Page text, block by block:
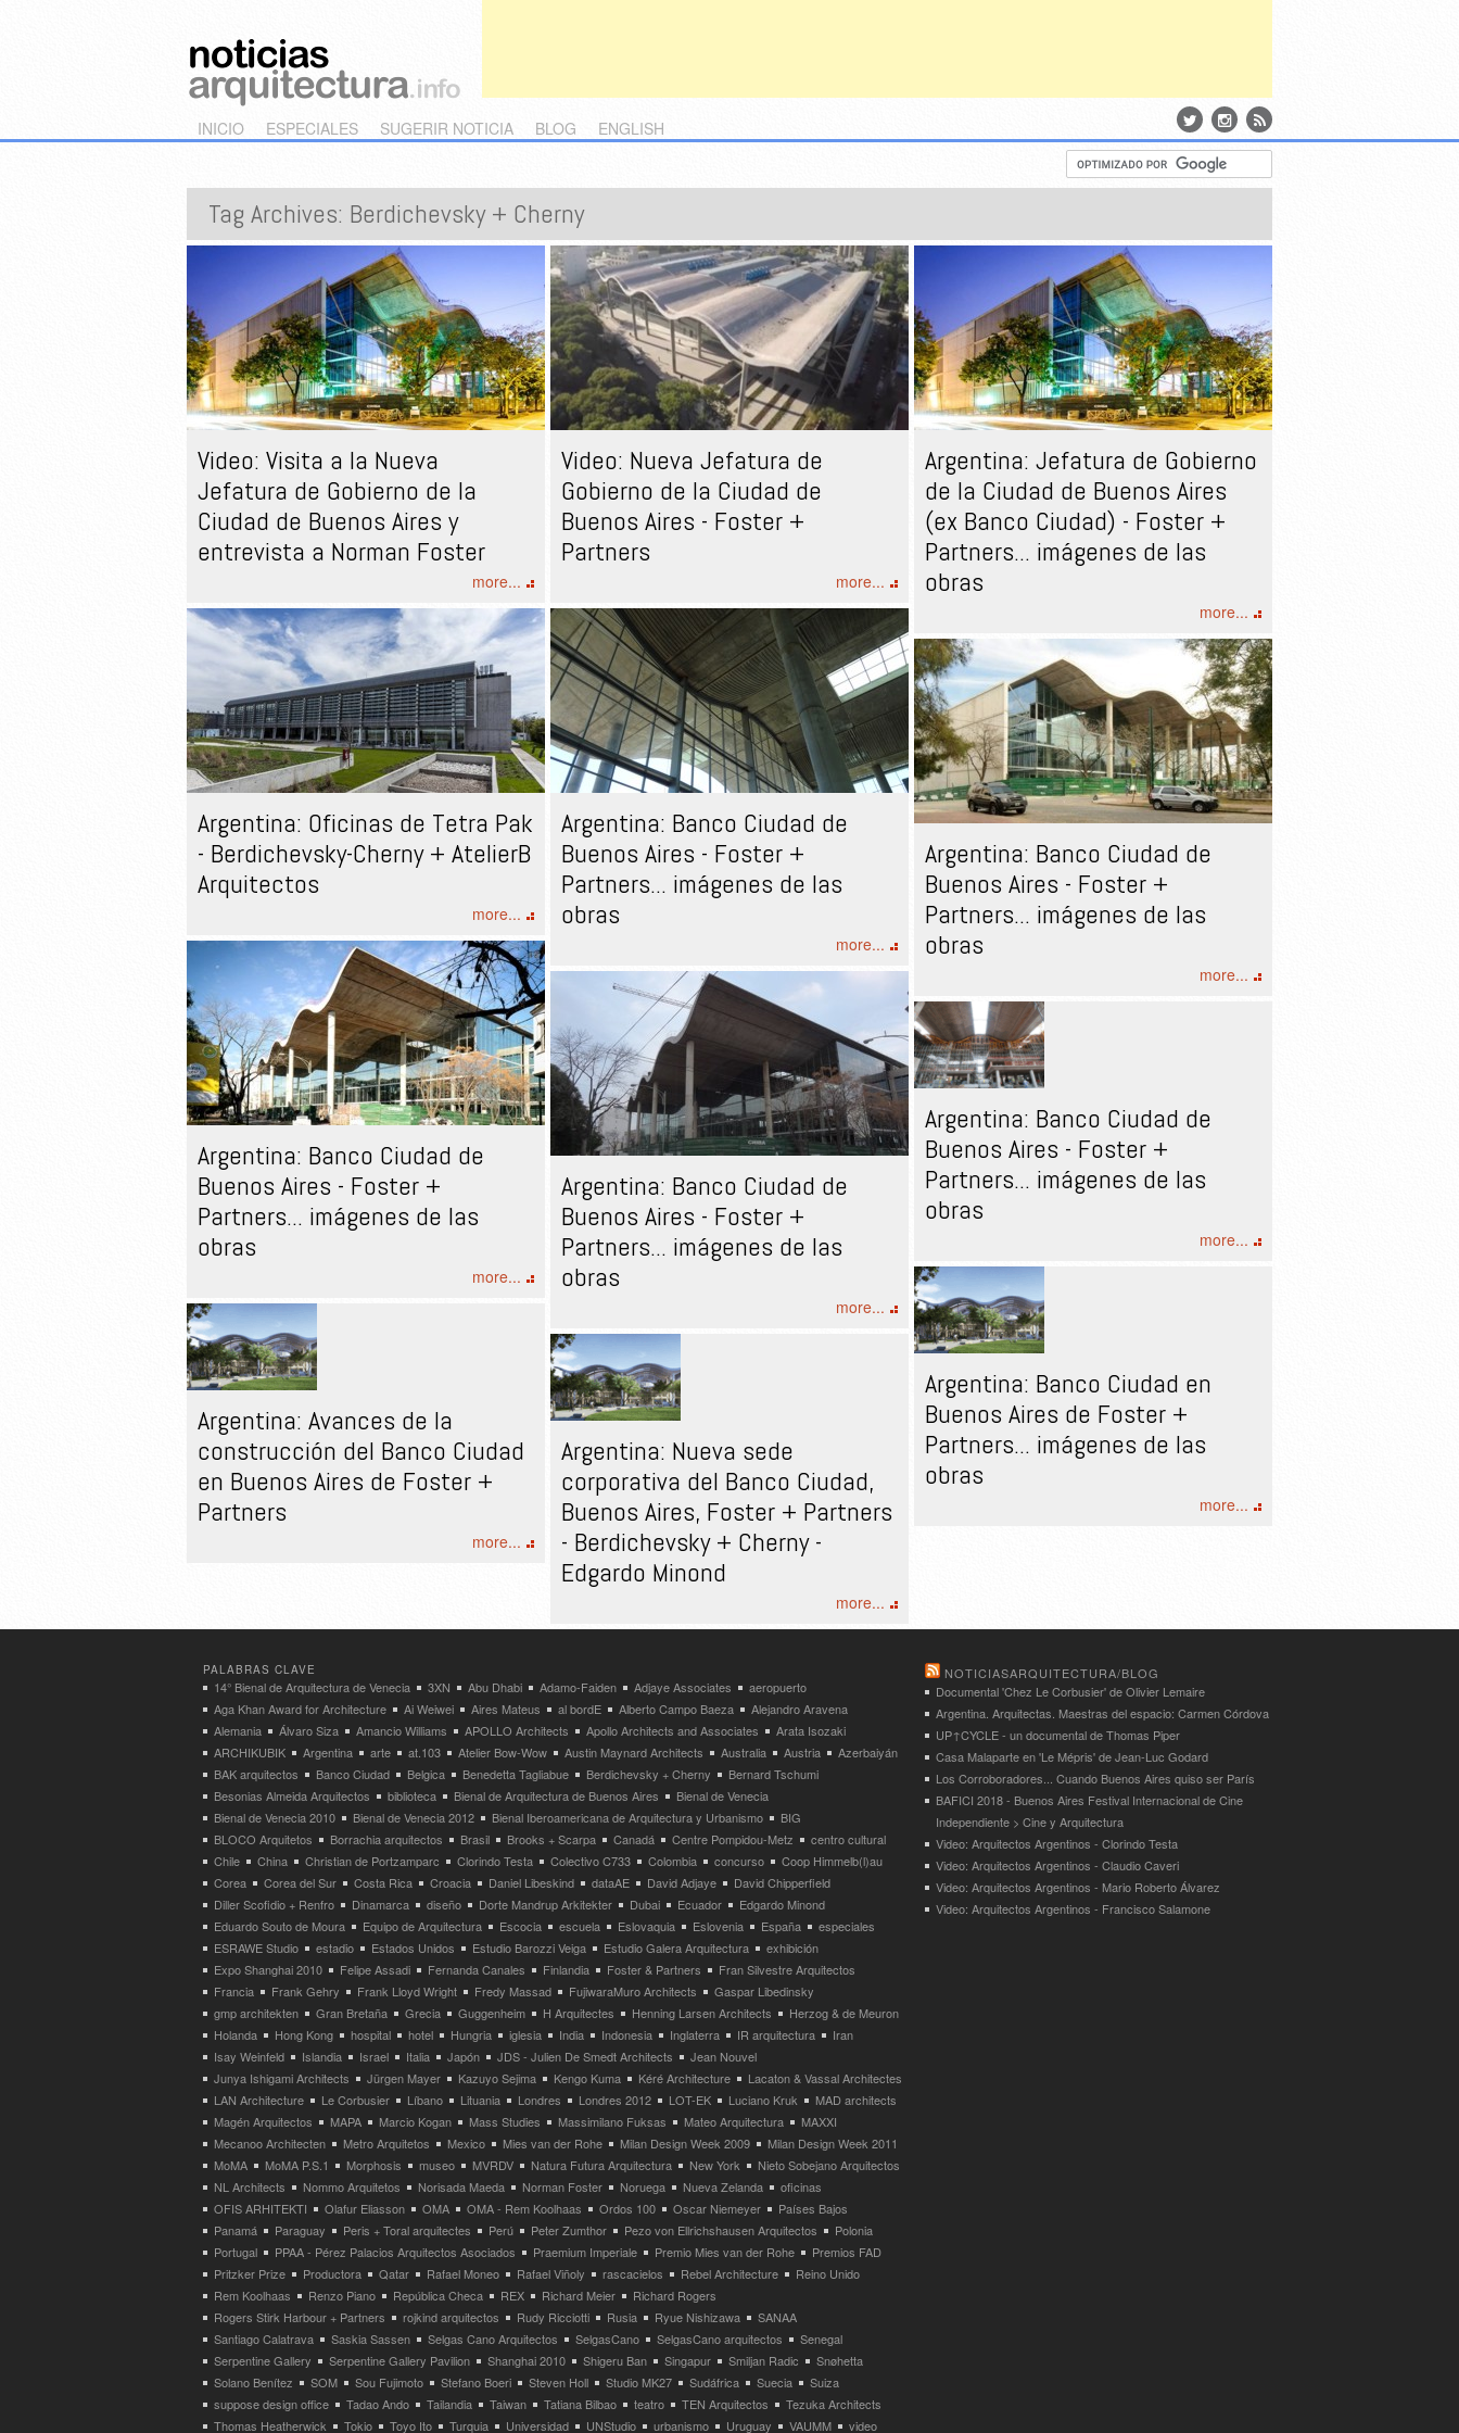
Main menu
Skip to primary content
Skip to secondary content
INICIO ESPECIALES SUGERIR NOTICIA BLOG ENGLISH
Tag Archives: Berdichevsky + Cherny
Video: Visita a la Nueva
Jefatura de Gobierno de la
Ciudad de Buenos Aires y
entrevista a Norman Foster
more...
Video: Nueva Jefatura de
Gobierno de la Ciudad de
Buenos Aires - Foster +
Partners
more...
Argentina: Jefatura de Gobierno
de la Ciudad de Buenos Aires
(ex Banco Ciudad) - Foster +
Partners... imágenes de las
obras
more...
Argentina: Oficinas de Tetra Pak
- Berdichevsky-Cherny + AtelierB
Arquitectos
more...
Argentina: Banco Ciudad de
Buenos Aires - Foster +
Partners... imágenes de las
obras
more...
Argentina: Banco Ciudad de
Buenos Aires - Foster +
Partners... imágenes de las
obras
more...
Argentina: Banco Ciudad de
Buenos Aires - Foster +
Partners... imágenes de las
obras
more...
Argentina: Banco Ciudad de
Buenos Aires - Foster +
Partners... imágenes de las
obras
more...
Argentina: Banco Ciudad de
Buenos Aires - Foster +
Partners... imágenes de las
obras
more...
Argentina: Banco Ciudad en
Buenos Aires de Foster +
Partners... imágenes de las
obras
more...
Argentina: Avances de la
construcción del Banco Ciudad
en Buenos Aires de Foster +
Partners
more...
Argentina: Nueva sede
corporativa del Banco Ciudad,
Buenos Aires, Foster + Partners
- Berdichevsky + Cherny -
Edgardo Minond
more...
PALABRAS CLAVE
14° Bienal de Arquitectura de Venecia 3XN Abu Dhabi Adamo-Faiden Adjaye Associates
aeropuerto
Aga Khan Award for Architecture
Ai Weiwei Aires Mateus al bordE Alberto Campo Baeza
Alejandro Aravena
Alemania
Álvaro Siza Amancio Williams APOLLO Architects Apollo Architects and Associates
Arata Isozaki
ARCHIKUBIK
Argentina arte at.103 Atelier Bow-Wow Austin Maynard Architects Australia Austria
Azerbaiyán
BAK arquitectos
Banco Ciudad Belgica Benedetta Tagliabue Berdichevsky + Cherny
Bernard Tschumi
Besonias Almeida Arquitectos
biblioteca Bienal de Arquitectura de Buenos Aires
Bienal de Venecia
Bienal de Venecia 2010
Bienal de Venecia 2012 Bienal Iberoamericana de Arquitectura y Urbanismo
BIG
BLOCO Arquitetos
Borrachia arquitectos Brasil Brooks + Scarpa Canadá Centre Pompidou-Metz
centro cultural
Chile
China Christian de Portzamparc Clorindo Testa Colectivo C733 Colombia concurso
Coop Himmelb(l)au
Corea
Corea del Sur Costa Rica Croacia Daniel Libeskind dataAE David Adjaye
David Chipperfield
Diller Scofidio + Renfro
Dinamarca diseño Dorte Mandrup Arkitekter Dubai Ecuador
Edgardo Minond
Eduardo Souto de Moura
Equipo de Arquitectura Escocia escuela Eslovaquia Eslovenia España
especiales
ESRAWE Studio
estadio Estados Unidos Estudio Barozzi Veiga Estudio Galera Arquitectura
exhibición
Expo Shanghai 2010
Felipe Assadi Fernanda Canales Finlandia Foster & Partners
Fran Silvestre Arquitectos
Francia
Frank Gehry Frank Lloyd Wright Fredy Massad FujiwaraMuro Architects
Gaspar Libedinsky
gmp architekten
Gran Bretaña Grecia Guggenheim H Arquitectes Henning Larsen Architects
Herzog & de Meuron
Holanda
Hong Kong hospital hotel Hungria iglesia India Indonesia Inglaterra IR arquitectura
Iran
Isay Weinfeld
Islandia Israel Italia Japón JDS - Julien De Smedt Architects
Jean Nouvel
Junya Ishigami Architects
Jürgen Mayer Kazuyo Sejima Kengo Kuma Kéré Architecture
Lacaton & Vassal Architectes
LAN Architecture
Le Corbusier Líbano Lituania Londres Londres 2012 LOT-EK Luciano Kruk
MAD architects
Magén Arquitectos
MAPA Marcio Kogan Mass Studies Massimilano Fuksas Mateo Arquitectura
MAXXI
Mecanoo Architecten
Metro Arquitetos Mexico Mies van der Rohe Milan Design Week 2009
Milan Design Week 2011
MoMA
MoMA P.S.1 Morphosis museo MVRDV Natura Futura Arquitectura New York
Nieto Sobejano Arquitectos
NL Architects
Nommo Arquitetos Norisada Maeda Norman Foster Noruega Nueva Zelanda
oficinas
OFIS ARHITEKTI
Olafur Eliasson OMA OMA - Rem Koolhaas Ordos 100 Oscar Niemeyer
Países Bajos
Panamá
Paraguay Peris + Toral arquitectes Perú Peter Zumthor Pezo von Ellrichshausen Arquitectos
Polonia
Portugal
PPAA - Pérez Palacios Arquitectos Asociados Praemium Imperiale Premio Mies van der Rohe
Premios FAD
Pritzker Prize
Productora Qatar Rafael Moneo Rafael Viñoly rascacielos Rebel Architecture
Reino Unido
Rem Koolhaas
Renzo Piano República Checa REX Richard Meier
Richard Rogers
Rogers Stirk Harbour + Partners
rojkind arquitectos Rudy Ricciotti Rusia Ryue Nishizawa
SANAA
Santiago Calatrava
Saskia Sassen Selgas Cano Arquitectos SelgasCano SelgasCano arquitectos
Senegal
Serpentine Gallery
Serpentine Gallery Pavilion Shanghai 2010 Shigeru Ban Singapur Smiljan Radic
Snøhetta
Solano Benítez
SOM Sou Fujimoto Stefano Boeri Steven Holl Studio MK27 Sudáfrica Suecia
Suiza
suppose design office
Tadao Ando Tailandia Taiwan Tatiana Bilbao teatro TEN Arquitectos
Tezuka Architects
Thomas Heatherwick
Tokio Toyo Ito Turquia Universidad UNStudio urbanismo Uruguay VAUMM video
NOTICIASARQUITECTURA/BLOG
Documental 'Chez Le Corbusier' de Olivier Lemaire
Argentina. Arquitectas. Maestras del espacio: Carmen Córdova
UP↑CYCLE - un documental de Thomas Piper
Casa Malaparte en 'Le Mépris' de Jean-Luc Godard
Los Corroboradores... Cuando Buenos Aires quiso ser París
BAFICI 2018 - Buenos Aires Festival Internacional de Cine
Independiente > Cine y Arquitectura
Video: Arquitectos Argentinos - Clorindo Testa
Video: Arquitectos Argentinos - Claudio Caveri
Video: Arquitectos Argentinos - Mario Roberto Álvarez
Video: Arquitectos Argentinos - Francisco Salamone